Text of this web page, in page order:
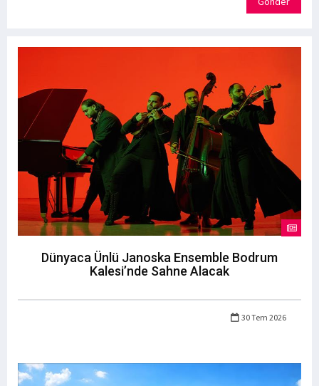
Dünyaca Ünlü Janoska Ensemble Bodrum
Kalesi’nde Sahne Alacak
30 Tem 2026